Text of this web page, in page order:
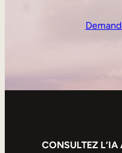
CONSULTEZ L’IA